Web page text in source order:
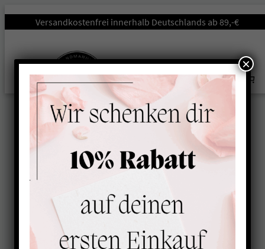
Versandkostenfrei innerhalb Deutschlands ab 89,-€
Handschlaufe | verstellbare Hundeleine ORANGE-SCHWARZ
×